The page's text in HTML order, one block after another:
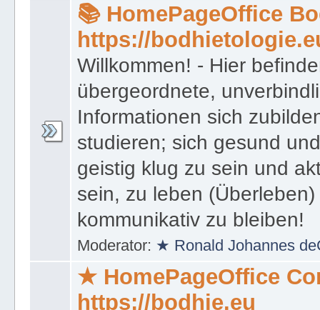
➡️ HomePage https://bodhie.eu ★
📚 HomePageOffice
https://
Willkommen! - Hier
übergeordnete,
Informationen sich
studieren; sich gesund
geistig klug zu sein und
sein, zu leben
kommunikativ zu bleiben!
Moderator:★ Ronald Johannes
★ HomePageOffice